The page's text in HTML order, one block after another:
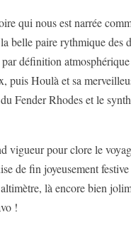
qui nous est narrée
belle paire rythmique des
définition
puis Houlà et sa
Fender Rhodes et le
vigueur pour clore le
de fin joyeusement
là encore bien
!